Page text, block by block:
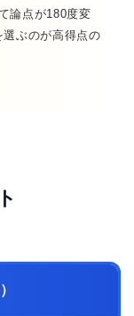
論点が180度変
選ぶのが高得点の